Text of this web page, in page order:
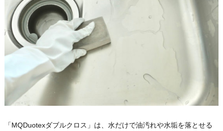
「MQDuotexダブルクロス」は、水だけで油汚れや水垢を落とせる